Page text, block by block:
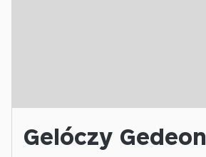
Gelóczy Gedeon